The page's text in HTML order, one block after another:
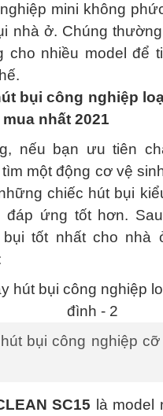
mini không
nhà ở. Chúng
cho nhiều model để
bụi công nghiệp
nhất 2021
nếu bạn ưu tiên
tìm một động cơ vệ
chiếc hút bụi
đáp ứng tốt hơn.
bụi tốt nhất cho nhà
bụi công nghiệp
SC15 là model